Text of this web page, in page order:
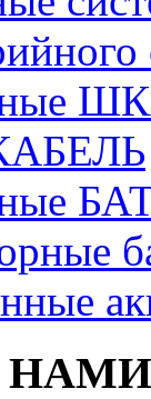
НАМИ